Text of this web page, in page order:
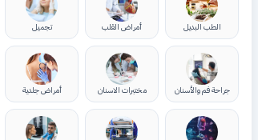
الطب البديل أمراض القلب تجميل
جراحة فم والأسنان مختبرات الاسنان أمراض جلدية